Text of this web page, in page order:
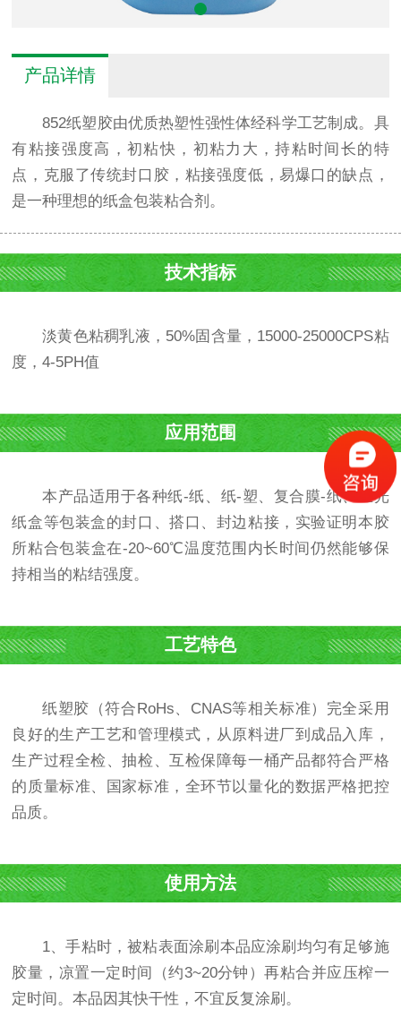
产品详情
852纸塑胶由优质热塑性强性体经科学工艺制成。具
有粘接强度高，初粘快，初粘力大，持粘时间长的特
点，克服了传统封口胶，粘接强度低，易爆口的缺点，
是一种理想的纸盒包装粘合剂。
技术指标
淡黄色粘稠乳液，50%固含量，15000-25000CPS粘
度，4-5PH值
应用范围
本产品适用于各种纸-纸、纸-塑、复合膜-纸、上光
纸盒等包装盒的封口、搭口、封边粘接，实验证明本胶
所粘合包装盒在-20~60℃温度范围内长时间仍然能够保
持相当的粘结强度。
工艺特色
纸塑胶（符合RoHs、CNAS等相关标准）完全采用
良好的生产工艺和管理模式，从原料进厂到成品入库，
生产过程全检、抽检、互检保障每一桶产品都符合严格
的质量标准、国家标准，全环节以量化的数据严格把控
品质。
使用方法
1、手粘时，被粘表面涂刷本品应涂刷均匀有足够施
胶量，凉置一定时间（约3~20分钟）再粘合并应压榨一
定时间。本品因其快干性，不宜反复涂刷。